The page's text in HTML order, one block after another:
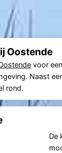
Oostende
voor
Naast
rond.
De